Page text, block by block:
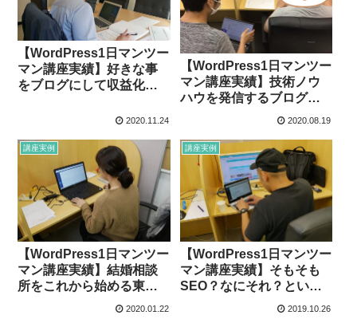
【WordPress1日マンツー
マン講座実績】好きな事
をブログにして収益化を
2020.11.24
【WordPress1日マンツー
マン講座実績】技術ノウ
ハウを発信するブログを
作成したい東京都在住
2020.08.19
講座実例
【WordPress1日マンツー
マン講座実績】結婚相談
所をこれから始める東京
都板橋区在住のT様
2020.01.22
講座実例
【WordPress1日マンツー
マン講座実績】そもそも
SEO？なにそれ？という
全くの初心者でしたが、
2019.10.26